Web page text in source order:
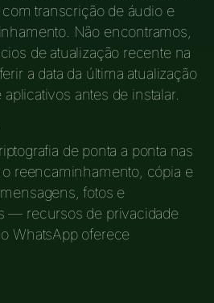
transcrição de áudio e
Não encontramos,
de atualização recente na
a data da última atualização
antes de instalar.
de ponta a ponta nas
reencaminhamento, cópia e
fotos e
— recursos de privacidade
WhatsApp oferece